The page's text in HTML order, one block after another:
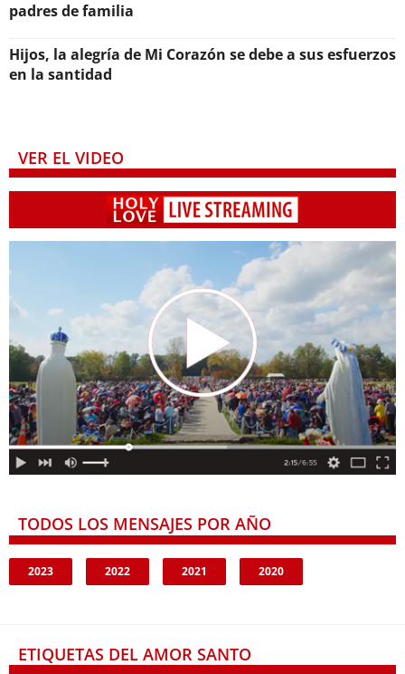
padres de familia
Hijos, la alegría de Mi Corazón se debe a sus esfuerzos
en la santidad
VER EL VIDEO
TODOS LOS MENSAJES POR AÑO
2023 2022 2021 2020
ETIQUETAS DEL AMOR SANTO